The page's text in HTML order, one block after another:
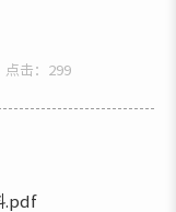
点击： 299
.pdf